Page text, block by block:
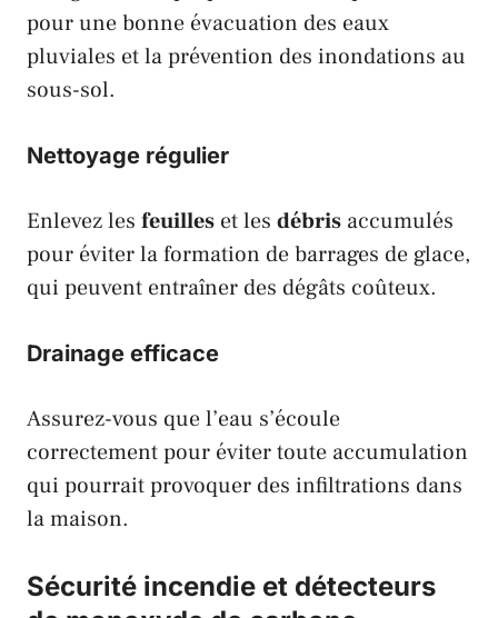
pour une bonne évacuation des eaux
pluviales et la prévention des inondations au
sous-sol.
Nettoyage régulier
Enlevez les feuilles et les débris accumulés
pour éviter la formation de barrages de glace,
qui peuvent entraîner des dégâts coûteux.
Drainage efficace
Assurez-vous que l’eau s’écoule
correctement pour éviter toute accumulation
qui pourrait provoquer des infiltrations dans
la maison.
Sécurité incendie et détecteurs